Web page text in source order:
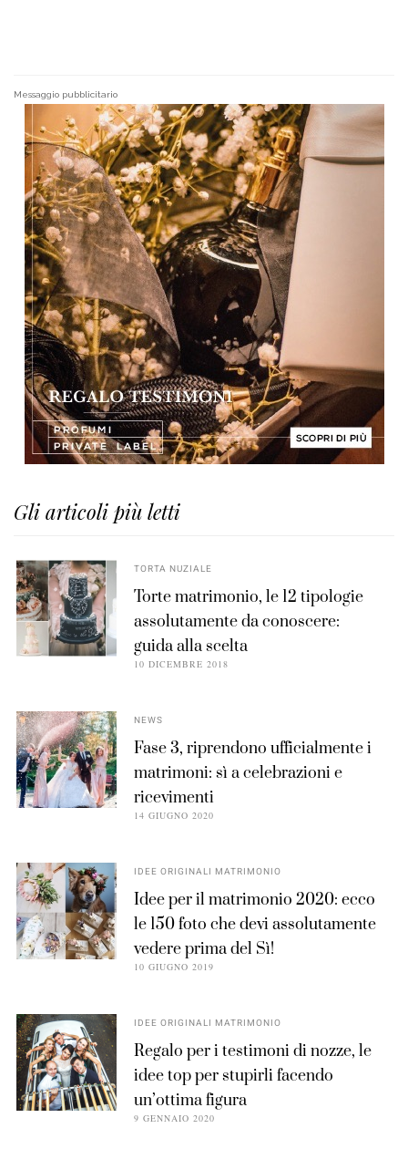
Messaggio pubblicitario
Gli articoli più letti
TORTA NUZIALE
Torte matrimonio, le 12 tipologie
assolutamente da conoscere:
guida alla scelta
10 DICEMBRE 2018
NEWS
Fase 3, riprendono ufficialmente i
matrimoni: sì a celebrazioni e
ricevimenti
14 GIUGNO 2020
IDEE ORIGINALI MATRIMONIO
Idee per il matrimonio 2020: ecco
le 150 foto che devi assolutamente
vedere prima del Sì!
10 GIUGNO 2019
IDEE ORIGINALI MATRIMONIO
Regalo per i testimoni di nozze, le
idee top per stupirli facendo
un’ottima figura
9 GENNAIO 2020